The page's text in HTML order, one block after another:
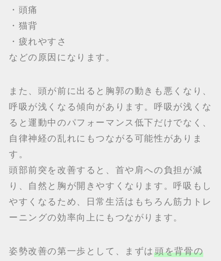
・頭痛
・猫背
・疲れやすさ
などの原因になります。
また、頭が前に出ると胸郭の動きも悪くなり、
呼吸が浅くなる傾向があります。呼吸が浅くな
ると運動中のパフォーマンス低下だけでなく、
自律神経の乱れにもつながる可能性がありま
す。
頭部前突を改善すると、首や肩への負担が減
り、自然と胸が開きやすくなります。呼吸もし
やすくなるため、日常生活はもちろん筋力トレ
ーニングの効率向上にもつながります。
姿勢改善の第一歩として、まずは頭を背骨の